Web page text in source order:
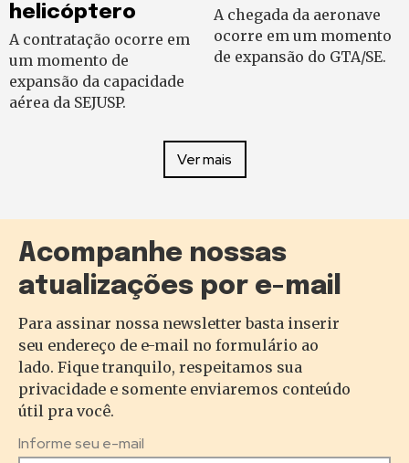
helicóptero
A contratação ocorre em
um momento de
expansão da capacidade
aérea da SEJUSP.
A chegada da aeronave
ocorre em um momento
de expansão do GTA/SE.
Ver mais
Acompanhe nossas
atualizações por e-mail
Para assinar nossa newsletter basta inserir
seu endereço de e-mail no formulário ao
lado. Fique tranquilo, respeitamos sua
privacidade e somente enviaremos conteúdo
útil pra você.
Informe seu e-mail